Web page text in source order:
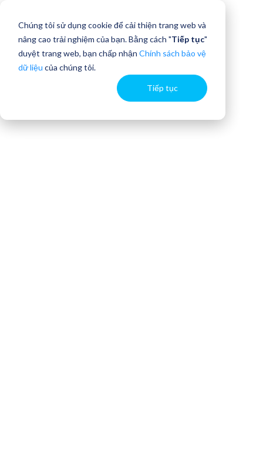
Chúng tôi sử dụng cookie để cải thiện trang web và
nâng cao trải nghiệm của bạn. Bằng cách "Tiếp tục"
duyệt trang web, bạn chấp nhận Chính sách bảo vệ
dữ liệu của chúng tôi.
Tiếp tục